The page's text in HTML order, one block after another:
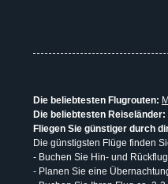
Die beliebtesten Flugrouten:
Die beliebtesten Reiseländer:
Fliegen Sie günstiger durch
Die günstigsten Flüge finden
- Buchen Sie Hin- und
- Planen Sie eine